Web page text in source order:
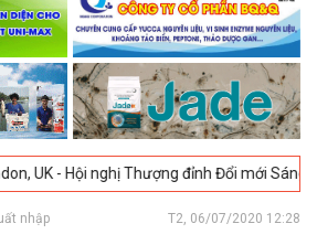
nghị Thượng đỉnh Đổi mới Sáng tạo trong
nhập T2, 06/07/2020 12:28